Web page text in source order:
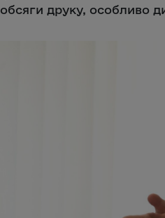
обсяги друку, особливо